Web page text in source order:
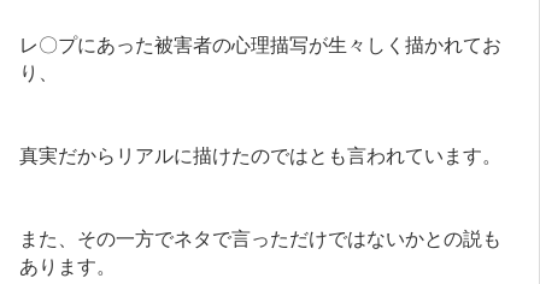
レ〇プにあった被害者の心理描写が生々しく描かれてお
り、
真実だからリアルに描けたのではとも言われています。
また、その一方でネタで言っただけではないかとの説も
あります。